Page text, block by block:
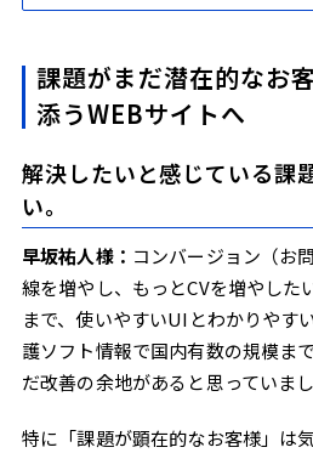
課題がまだ潜在的なお
添うWEBサイトへ
解決したいと感じている課
い。
早坂祐人様： コンバージョン（お
線を増やし、もっとCVを増やした
まで、使いやすいUIとわかりやす
護ソフト情報で国内有数の規模ま
だ改善の余地があると思っていまし
特に「課題が顕在的なお客様」は